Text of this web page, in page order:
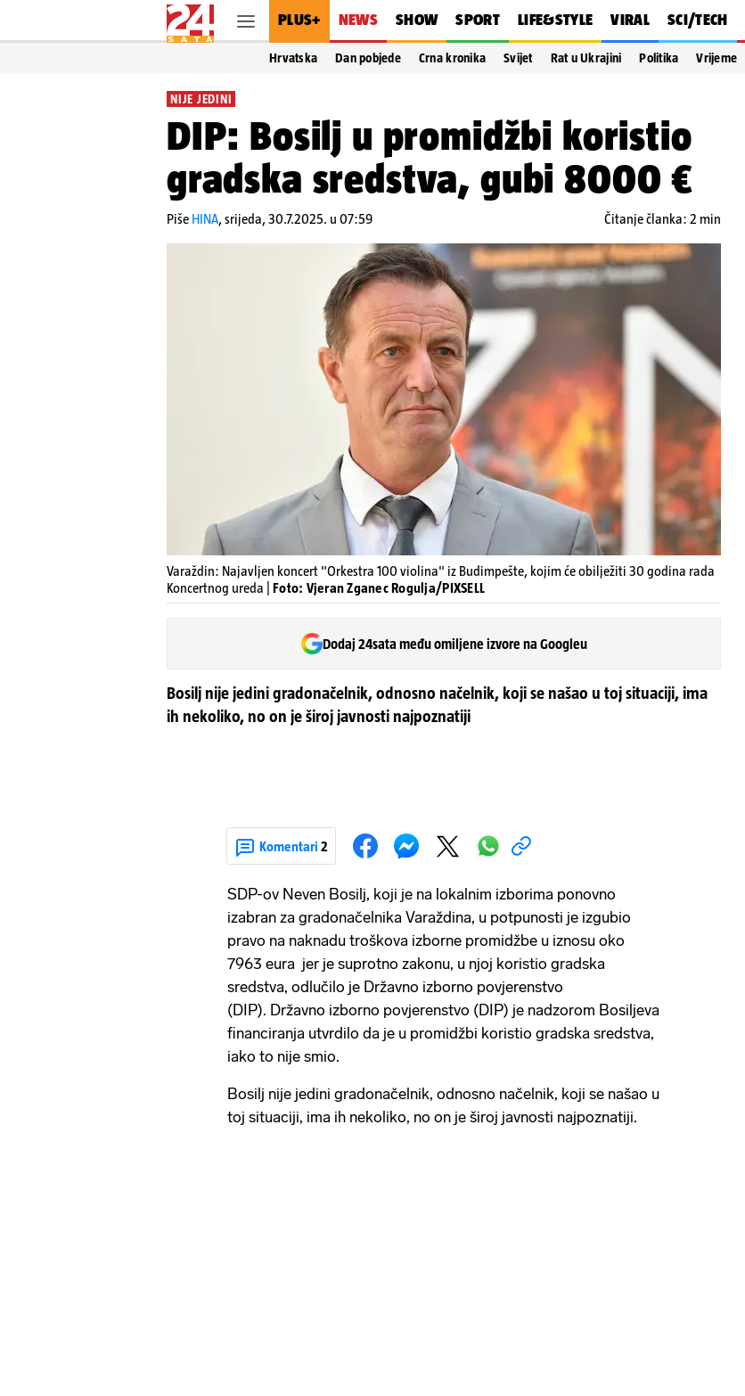
PLUS+ NEWS SHOW SPORT LIFE&STYLE VIRAL SCI/TECH
Hrvatska Dan pobjede Crna kronika Svijet Rat u Ukrajini Politika Vrijeme
NIJE JEDINI
DIP: Bosilj u promidžbi koristio
gradska sredstva, gubi 8000 €
Piše HINA,srijeda, 30.7.2025. u 07:59 Čitanje članka: 2 min
Varaždin: Najavljen koncert "Orkestra 100 violina" iz Budimpešte, kojim će obilježiti 30 godina rada
Koncertnog ureda | Foto: Vjeran Zganec Rogulja/PIXSELL
Dodaj 24sata među omiljene izvore na Googleu
Bosilj nije jedini gradonačelnik, odnosno načelnik, koji se našao u toj situaciji, ima
ih nekoliko, no on je široj javnosti najpoznatiji
Komentari 2
SDP-ov Neven Bosilj, koji je na lokalnim izborima ponovno
izabran za gradonačelnika Varaždina, u potpunosti je izgubio
pravo na naknadu troškova izborne promidžbe u iznosu oko
7963 eura jer je suprotno zakonu, u njoj koristio gradska
sredstva, odlučilo je Državno izborno povjerenstvo
(DIP). Državno izborno povjerenstvo (DIP) je nadzorom Bosiljeva
financiranja utvrdilo da je u promidžbi koristio gradska sredstva,
iako to nije smio.
Bosilj nije jedini gradonačelnik, odnosno načelnik, koji se našao u
toj situaciji, ima ih nekoliko, no on je široj javnosti najpoznatiji.